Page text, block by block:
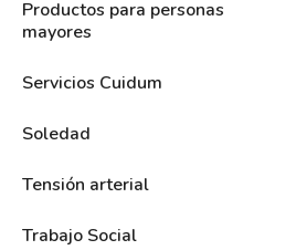
Productos para personas
mayores
Servicios Cuidum
Soledad
Tensión arterial
Trabajo Social